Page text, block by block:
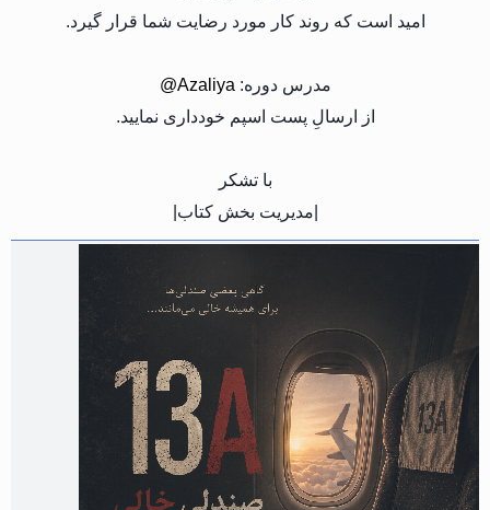
امید است که روند کار مورد رضایت شما قرار گیرد.
مدرس دوره: @Azaliya
از ارسالِ پست اسپم خودداری نمایید.
با تشکر
|مدیریت بخش کتاب|